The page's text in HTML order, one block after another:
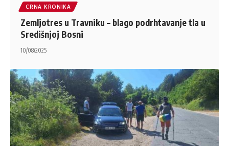
CRNA KRONIKA
Zemljotres u Travniku – blago podrhtavanje tla u
Središnjoj Bosni
10/08/2025